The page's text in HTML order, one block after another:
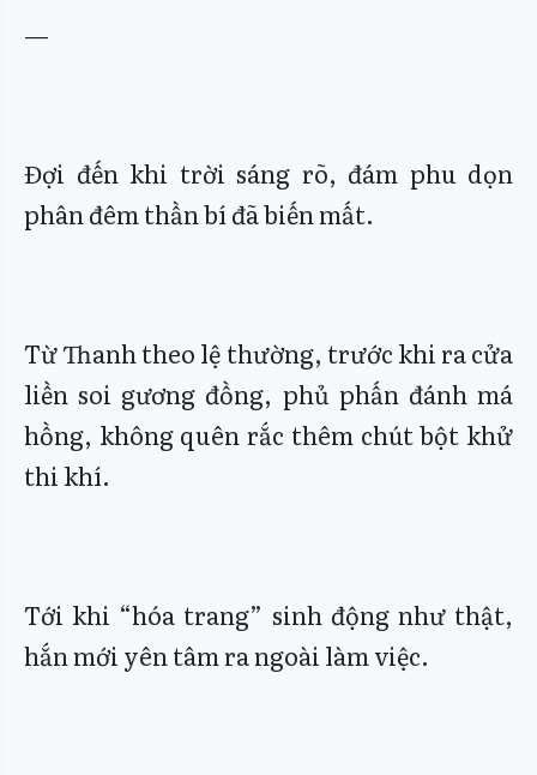
—
Đợi đến khi trời sáng rõ, đám phu dọn
phân đêm thần bí đã biến mất.
Từ Thanh theo lệ thường, trước khi ra cửa
liền soi gương đồng, phủ phấn đánh má
hồng, không quên rắc thêm chút bột khử
thi khí.
Tới khi “hóa trang” sinh động như thật,
hắn mới yên tâm ra ngoài làm việc.